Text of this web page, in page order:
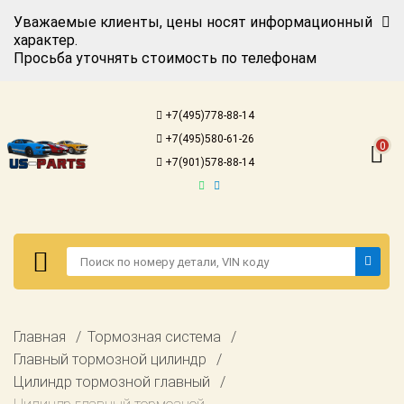
Уважаемые клиенты, цены носят информационный
характер.
Просьба уточнять стоимость по телефонам
+7(495)778-88-14
+7(495)580-61-26
+7(901)578-88-14
0
Авторизация
американских
автомобилей
запросу
техобслуживание
Доставка
Регистрация
Главная
Тормозная система
Главный тормозной цилиндр
Цилиндр тормозной главный